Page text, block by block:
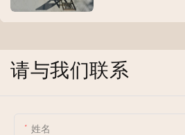
请与我们联系
姓名